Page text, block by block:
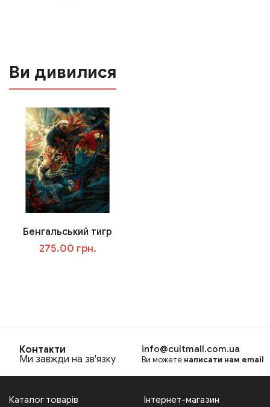
Ви дивилися
Бенгальський тигр
275.00 грн.
Контакти
Ми завжди на зв'язку
info@cultmall.com.ua
Ви можете написати нам email
Каталог товарів Інтернет-магазин